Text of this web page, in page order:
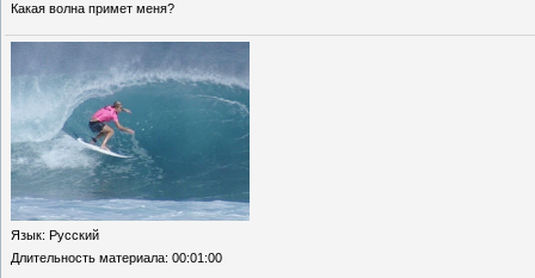
Какая волна примет меня?
Язык: Русский
Длительность материала: 00:01:00